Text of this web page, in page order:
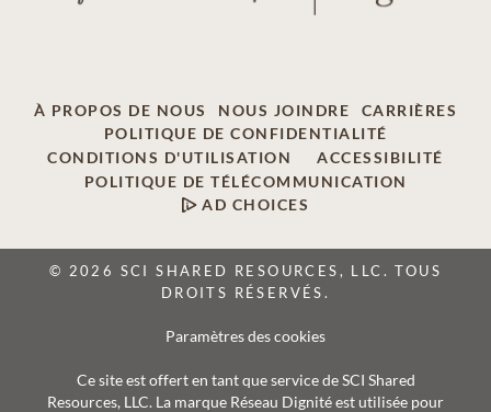
À PROPOS DE NOUS NOUS JOINDRE
CARRIÈRES
POLITIQUE DE CONFIDENTIALITÉ
CONDITIONS D'UTILISATION
ACCESSIBILITÉ
POLITIQUE DE TÉLÉCOMMUNICATION
AD CHOICES
© 2026 SCI SHARED RESOURCES, LLC. TOUS
DROITS RÉSERVÉS.
Paramètres des cookies
Ce site est offert en tant que service de SCI Shared
Resources, LLC. La marque Réseau Dignité est utilisée pour